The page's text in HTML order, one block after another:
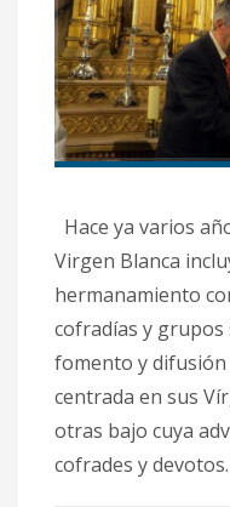
Hace ya varios
Virgen Blanca
hermanamiento
cofradías y grupos
fomento y difusión
centrada en sus
otras bajo cuya
cofrades y